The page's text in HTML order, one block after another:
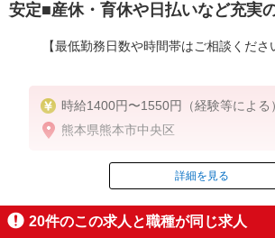
安定■産休・育休や日払いなど充実
【最低勤務日数や時間帯はご相談くださ
時給1400円〜1550円（経験等による）
熊本県熊本市中央区
詳細を見る
20件のこの求人と職種が同じ求人